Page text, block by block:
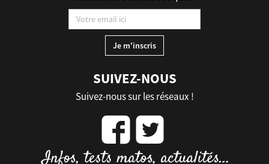
SUIVEZ-NOUS
Suivez-nous sur les réseaux !